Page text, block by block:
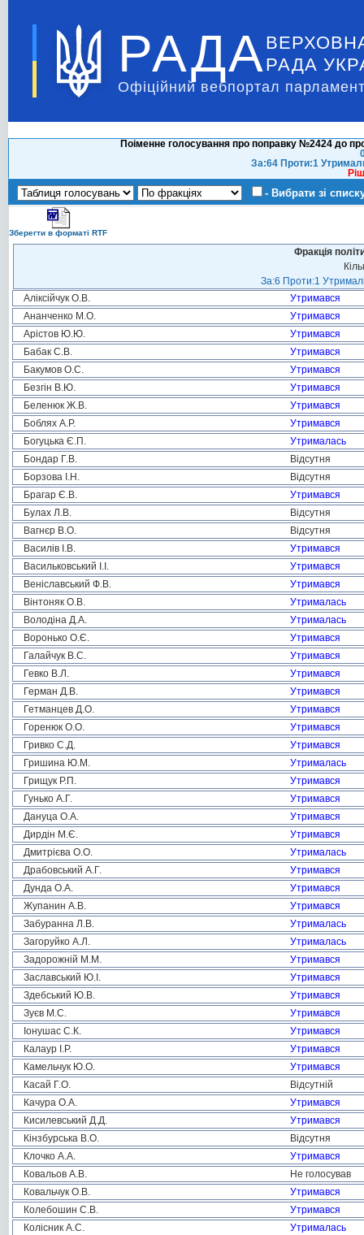
РАДА РАДА
Офіційний вебпортал
Поіменне голосування про поправку №2424 до
За:64 Проти:1
- Вибрати зі
Зберегти в форматі RTF
Фракція
За:6 Проти:1
Аліксійчук О.В.
Утримався
Ананченко М.О.
Утримався
Арістов Ю.Ю.
Утримався
Бабак С.В.
Утримався
Бакумов О.С.
Утримався
Безгін В.Ю.
Утримався
Беленюк Ж.В.
Утримався
Боблях А.Р.
Утримався
Богуцька Є.П.
Утрималась
Бондар Г.В.
Відсутня
Борзова І.Н.
Відсутня
Брагар Є.В.
Утримався
Булах Л.В.
Відсутня
Вагнєр В.О.
Відсутня
Василів І.В.
Утримався
Васильковський І.І.
Утримався
Веніславський Ф.В.
Утримався
Вінтоняк О.В.
Утрималась
Володіна Д.А.
Утрималась
Воронько О.Є.
Утримався
Галайчук В.С.
Утримався
Гевко В.Л.
Утримався
Герман Д.В.
Утримався
Гетманцев Д.О.
Утримався
Горенюк О.О.
Утримався
Гривко С.Д.
Утримався
Гришина Ю.М.
Утрималась
Грищук Р.П.
Утримався
Гунько А.Г.
Утримався
Дануца О.А.
Утримався
Дирдін М.Є.
Утримався
Дмитрієва О.О.
Утрималась
Драбовський А.Г.
Утримався
Дунда О.А.
Утримався
Жупанин А.В.
Утримався
Забуранна Л.В.
Утрималась
Загоруйко А.Л.
Утрималась
Задорожній М.М.
Утримався
Заславський Ю.І.
Утримався
Здебський Ю.В.
Утримався
Зуєв М.С.
Утримався
Іонушас С.К.
Утримався
Калаур І.Р.
Утримався
Камельчук Ю.О.
Утримався
Касай Г.О.
Відсутній
Качура О.А.
Утримався
Кисилевський Д.Д.
Утримався
Кінзбурська В.О.
Відсутня
Клочко А.А.
Утримався
Ковальов А.В.
Не голосував
Ковальчук О.В.
Утримався
Колебошин С.В.
Утримався
Колісник А.С.
Утрималась